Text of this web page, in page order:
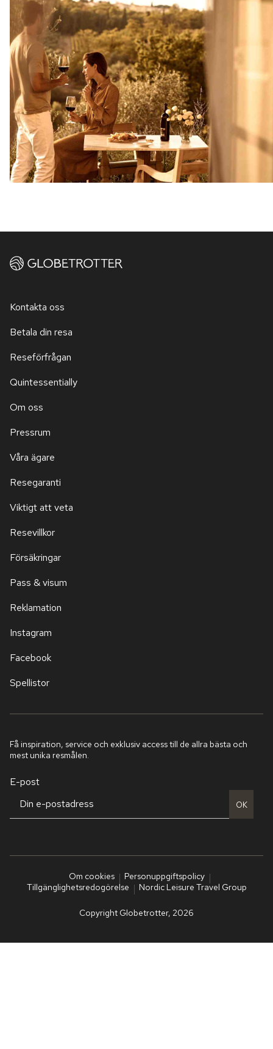
Kontakta oss
Betala din resa
Reseförfrågan
Quintessentially
Om oss
Pressrum
Våra ägare
Resegaranti
Viktigt att veta
Resevillkor
Försäkringar
Pass & visum
Reklamation
Instagram
Facebook
Spellistor
Få inspiration, service och exklusiv access till de allra bästa och
mest unika resmålen.
E-post
OK
Om cookies
Personuppgiftspolicy
Tillgänglighetsredogörelse
Nordic Leisure Travel Group
Copyright Globetrotter, 2026